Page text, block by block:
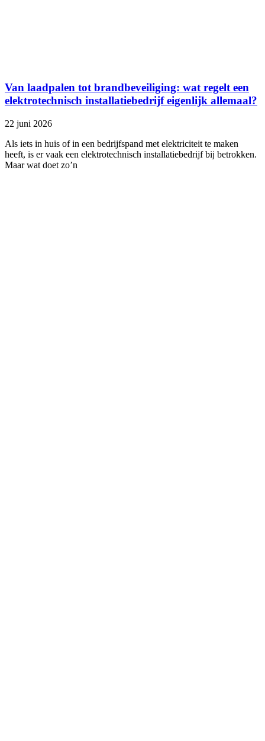
Van laadpalen tot brandbeveiliging: wat regelt een
elektrotechnisch installatiebedrijf eigenlijk allemaal?
22 juni 2026
Als iets in huis of in een bedrijfspand met elektriciteit te maken
heeft, is er vaak een elektrotechnisch installatiebedrijf bij betrokken.
Maar wat doet zo’n